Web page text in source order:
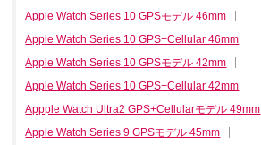
Apple Watch Series 10 GPSモデル 46mm
Apple Watch Series 10 GPS+Cellular 46mm
Apple Watch Series 10 GPSモデル 42mm
Apple Watch Series 10 GPS+Cellular 42mm
Appple Watch Ultra2 GPS+Cellularモデル 49mm
Apple Watch Series 9 GPSモデル 45mm